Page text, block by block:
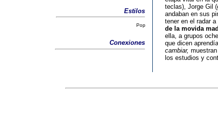
Estilos
Pop
teclas), Jorge Gil
andaban en sus
tener en el radar
de la movida
ella, a grupos
que dicen
cambiar,
los estudios y
Conexiones